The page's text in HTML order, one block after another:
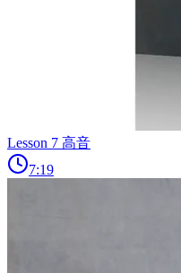
Lesson 7 高音
7:19